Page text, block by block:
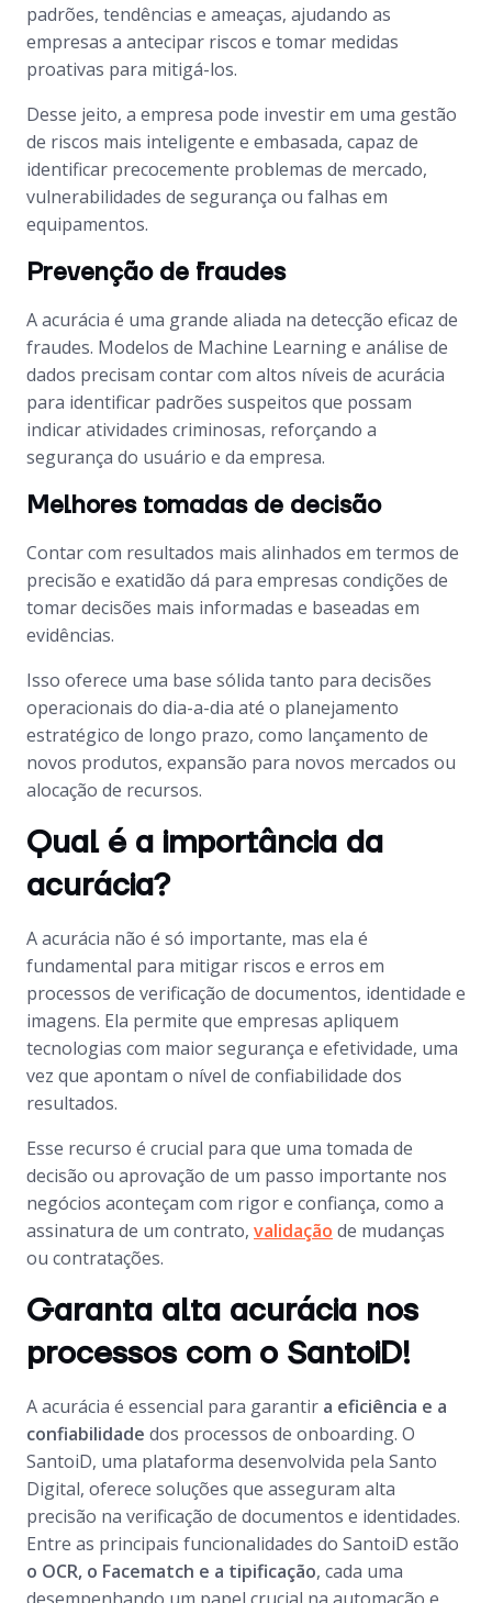
padrões, tendências e ameaças, ajudando as
empresas a antecipar riscos e tomar medidas
proativas para mitigá-los.
Desse jeito, a empresa pode investir em uma gestão
de riscos mais inteligente e embasada, capaz de
identificar precocemente problemas de mercado,
vulnerabilidades de segurança ou falhas em
equipamentos.
Prevenção de fraudes
A acurácia é uma grande aliada na detecção eficaz de
fraudes. Modelos de Machine Learninge análise de
dados precisam contar com altos níveis de acurácia
para identificar padrões suspeitos que possam
indicar atividades criminosas, reforçando a
segurança do usuário e da empresa.
Melhores tomadas de decisão
Contar com resultados mais alinhados em termos de
precisão e exatidão dá para empresas condições de
tomar decisões mais informadas e baseadas em
evidências.
Isso oferece uma base sólida tanto para decisões
operacionais do dia-a-dia até o planejamento
estratégico de longo prazo, como lançamento de
novos produtos, expansão para novos mercados ou
alocação de recursos.
Qual é a importância da
acurácia?
A acurácia não é só importante, mas ela é
fundamental para mitigar riscos e erros em
processos de verificação de documentos, identidade e
imagens. Ela permite que empresas apliquem
tecnologias com maior segurança e efetividade, uma
vez que apontam o nível de confiabilidade dos
resultados.
Esse recurso é crucial para que uma tomada de
decisão ou aprovação de um passo importante nos
negócios aconteçam com rigor e confiança, como a
assinatura de um contrato, validação de mudanças
ou contratações.
Garanta alta acurácia nos
processos com o SantoiD!
A acurácia é essencial para garantir a eficiência e a
confiabilidade dos processos de onboarding. O
SantoiD, uma plataforma desenvolvida pela Santo
Digital, oferece soluções que asseguram alta
precisão na verificação de documentos e identidades.
Entre as principais funcionalidades do SantoiD estão
o OCR, o Facematch e a tipificação, cada uma